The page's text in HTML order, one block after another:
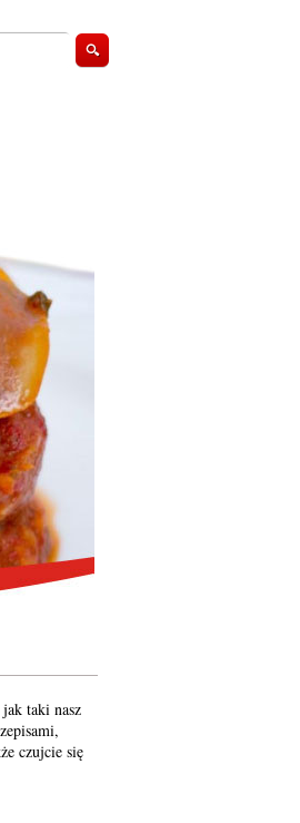
taki nasz
czujcie się